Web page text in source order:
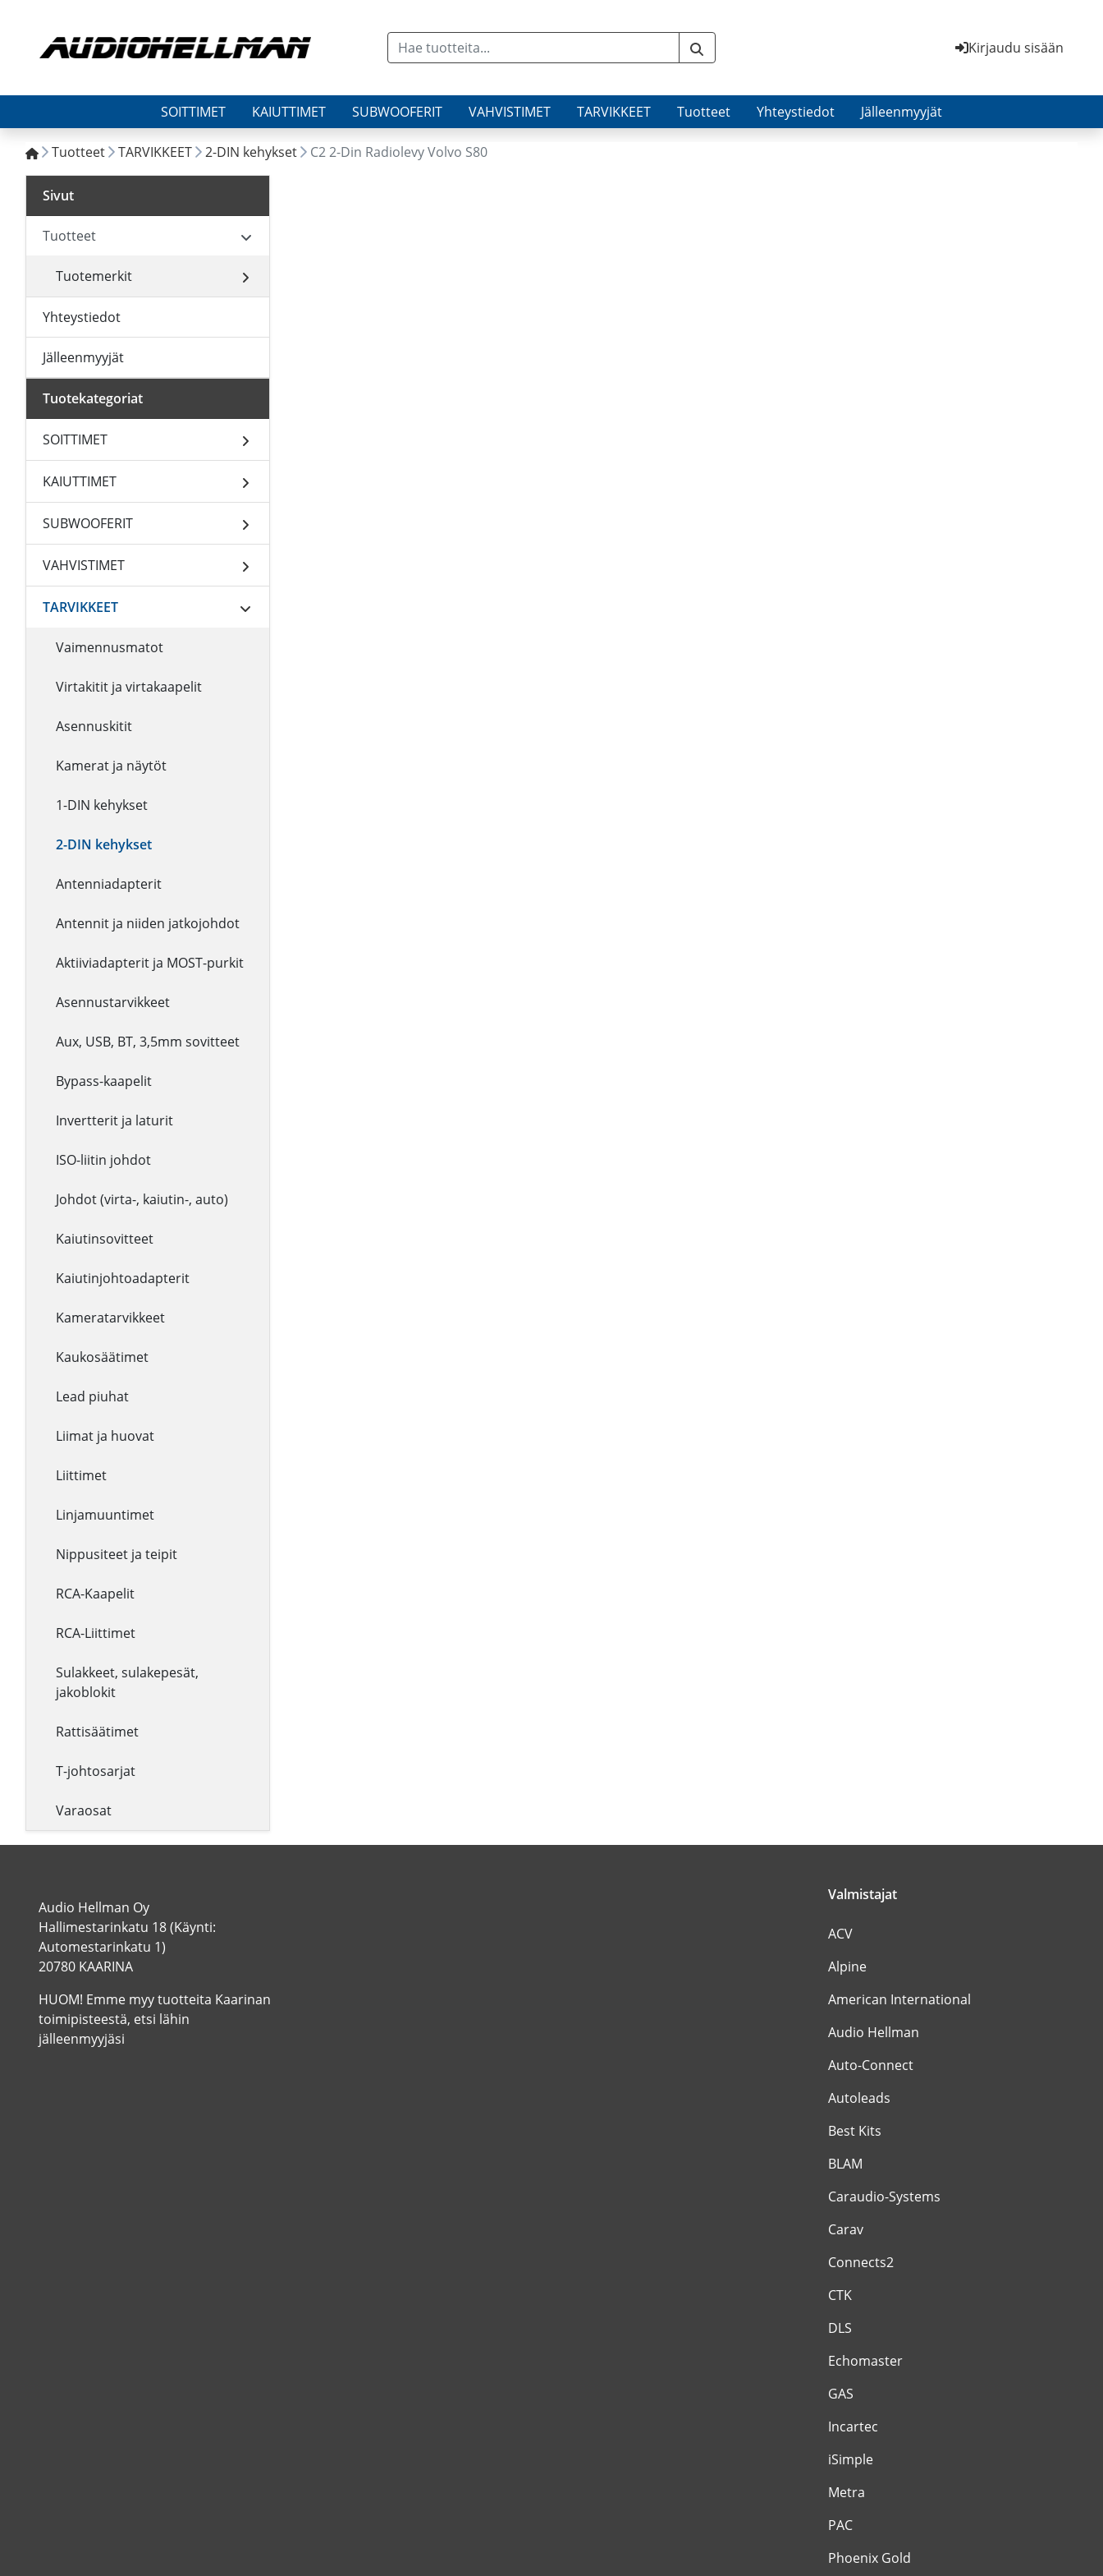
Kirjaudu sisään
SOITTIMET KAIUTTIMET SUBWOOFERIT VAHVISTIMET TARVIKKEET Tuotteet Yhteystiedot Jälleenmyyjät
Tuotteet TARVIKKEET 2-DIN kehykset C2 2-Din Radiolevy Volvo S80
Sivut
Tuotteet
Tuotemerkit
Yhteystiedot
Jälleenmyyjät
Tuotekategoriat
SOITTIMET
KAIUTTIMET
SUBWOOFERIT
VAHVISTIMET
TARVIKKEET
Vaimennusmatot
Virtakitit ja virtakaapelit
Asennuskitit
Kamerat ja näytöt
1-DIN kehykset
2-DIN kehykset
Antenniadapterit
Antennit ja niiden jatkojohdot
Aktiiviadapterit ja MOST-purkit
Asennustarvikkeet
Aux, USB, BT, 3,5mm sovitteet
Bypass-kaapelit
Invertterit ja laturit
ISO-liitin johdot
Johdot (virta-, kaiutin-, auto)
Kaiutinsovitteet
Kaiutinjohtoadapterit
Kameratarvikkeet
Kaukosäätimet
Lead piuhat
Liimat ja huovat
Liittimet
Linjamuuntimet
Nippusiteet ja teipit
RCA-Kaapelit
RCA-Liittimet
Sulakkeet, sulakepesät,
jakoblokit
Rattisäätimet
T-johtosarjat
Varaosat
Audio Hellman Oy
Hallimestarinkatu 18 (Käynti:
Automestarinkatu 1)
20780 KAARINA
HUOM! Emme myy tuotteita Kaarinan
toimipisteestä, etsi lähin
jälleenmyyjäsi
Valmistajat
ACV
Alpine
American International
Audio Hellman
Auto-Connect
Autoleads
Best Kits
BLAM
Caraudio-Systems
Carav
Connects2
CTK
DLS
Echomaster
GAS
Incartec
iSimple
Metra
PAC
Phoenix Gold